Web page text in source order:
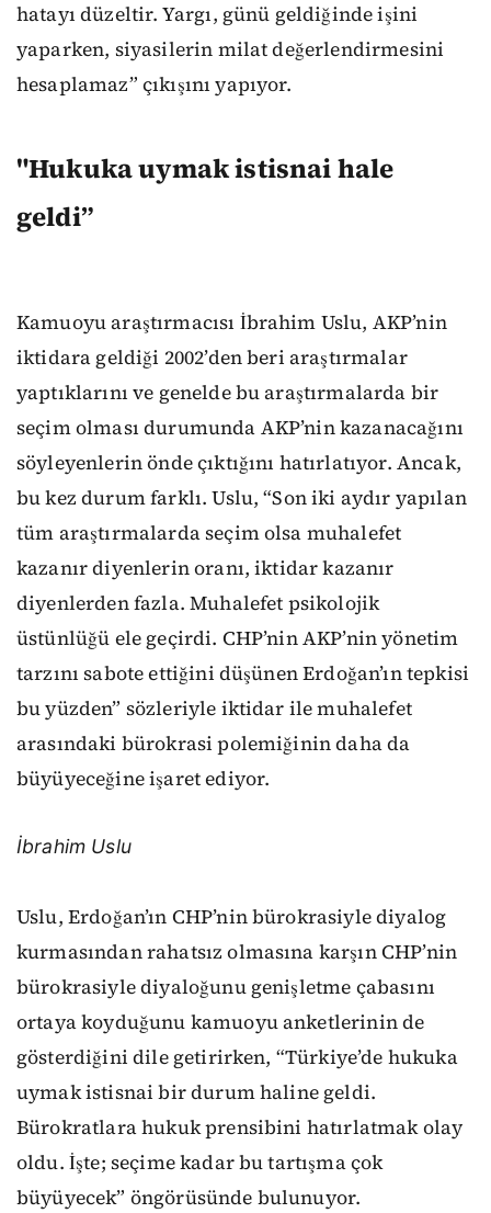
hatayı düzeltir. Yargı, günü geldiğinde işini
yaparken, siyasilerin milat değerlendirmesini
hesaplamaz” çıkışını yapıyor.
"Hukuka uymak istisnai hale
geldi”
Kamuoyu araştırmacısı İbrahim Uslu, AKP’nin
iktidara geldiği 2002’den beri araştırmalar
yaptıklarını ve genelde bu araştırmalarda bir
seçim olması durumunda AKP’nin kazanacağını
söyleyenlerin önde çıktığını hatırlatıyor. Ancak,
bu kez durum farklı. Uslu, “Son iki aydır yapılan
tüm araştırmalarda seçim olsa muhalefet
kazanır diyenlerin oranı, iktidar kazanır
diyenlerden fazla. Muhalefet psikolojik
üstünlüğü ele geçirdi. CHP’nin AKP’nin yönetim
tarzını sabote ettiğini düşünen Erdoğan’ın tepkisi
bu yüzden” sözleriyle iktidar ile muhalefet
arasındaki bürokrasi polemiğinin daha da
büyüyeceğine işaret ediyor.
İbrahim Uslu
Uslu, Erdoğan’ın CHP’nin bürokrasiyle diyalog
kurmasından rahatsız olmasına karşın CHP’nin
bürokrasiyle diyaloğunu genişletme çabasını
ortaya koyduğunu kamuoyu anketlerinin de
gösterdiğini dile getirirken, “Türkiye’de hukuka
uymak istisnai bir durum haline geldi.
Bürokratlara hukuk prensibini hatırlatmak olay
oldu. İşte; seçime kadar bu tartışma çok
büyüyecek” öngörüsünde bulunuyor.